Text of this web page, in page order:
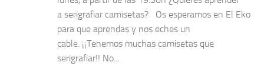
a serigrafiar camisetas? Os esperamos en El Eko
para que aprendas y nos eches un
cable. ¡¡Tenemos muchas camisetas que
serigrafiar!! No...